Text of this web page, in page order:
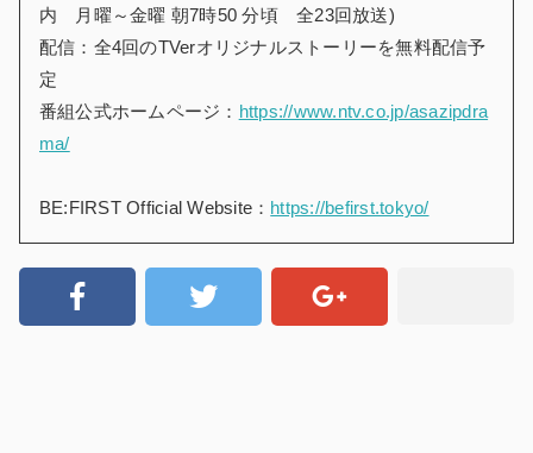
内 月曜～金曜 朝7時50 分頃 全23回放送)
配信：全4回のTVerオリジナルストーリーを無料配信予
定
番組公式ホームページ： https://www.ntv.co.jp/asazipdra
ma/
BE:FIRST Official Website： https://befirst.tokyo/